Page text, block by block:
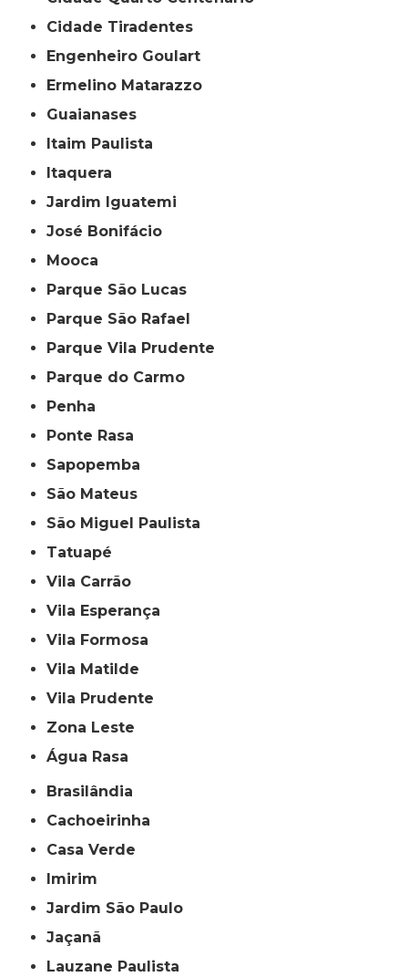
Cidade Tiradentes
Engenheiro Goulart
Ermelino Matarazzo
Guaianases
Itaim Paulista
Itaquera
Jardim Iguatemi
José Bonifácio
Mooca
Parque São Lucas
Parque São Rafael
Parque Vila Prudente
Parque do Carmo
Penha
Ponte Rasa
Sapopemba
São Mateus
São Miguel Paulista
Tatuapé
Vila Carrão
Vila Esperança
Vila Formosa
Vila Matilde
Vila Prudente
Zona Leste
Água Rasa
Brasilândia
Cachoeirinha
Casa Verde
Imirim
Jardim São Paulo
Jaçanã
Lauzane Paulista